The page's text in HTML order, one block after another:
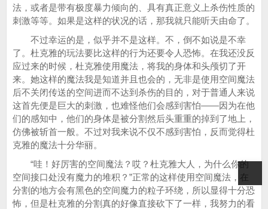
法，或者是带有极度暴力倾向的、具有真正意义上杀伤性质的
刺激等等。如果是这样的状况的话，那我就只能听天由命了。
不过幸运的是，似乎并不是这样。不，倒不如说是不幸
了。杜克雅的玩法要比这样的行为还要令人恐怖。在我还没反
应过来的时候，杜克雅使用魔法，将我的身体和头颅切了开
来。她这样的魔法我是知道并且也会的，无非是使用空间魔法
后不关闭传送的空间进而不达到杀伤的目的，对于普通人来说
这首先便是巨大的刺激，也难怪他们会感到害怕——因为在他
们的感知中，他们的身体是被分割然后头重重的掉到了地上，
仿佛被斩首一般。不过对我来说不仅不感到害怕，反而觉得杜
克雅的魔法十分华丽。
“哇！好厉害的空间魔法？哎？杜克雅大人，为什么你的
空间接口处没有魔力的堆积？”正常的这样使用空间魔法，在
分割的地方会有黑色的空间魔力的粒子环绕，所以显得十分恐
怖，但是杜克雅的分割真的好像直接砍下了一样，我努力的看